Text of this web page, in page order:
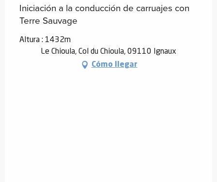
Iniciación a la conducción de carruajes con
Terre Sauvage
Altura : 1432m
Le Chioula, Col du Chioula, 09110 Ignaux
Cómo llegar